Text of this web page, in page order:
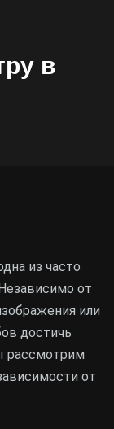
в
из часто
от
или
достичь
рассмотрим
от